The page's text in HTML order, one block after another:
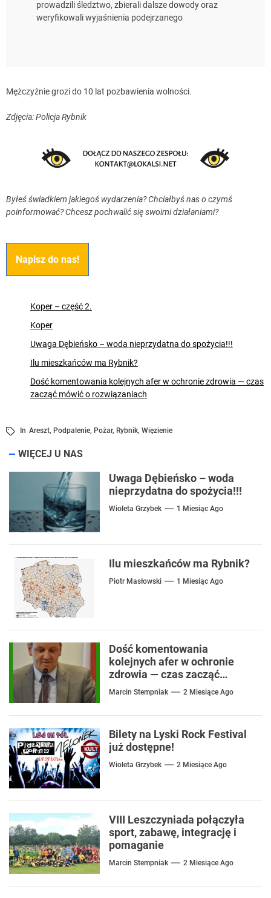
prowadzili śledztwo, zbierali dalsze dowody oraz
weryfikowali wyjaśnienia podejrzanego
Mężczyźnie grozi do 10 lat pozbawienia wolności.
Zdjęcia: Policja Rybnik
Byłeś świadkiem jakiegoś wydarzenia? Chciałbyś nas o czymś
poinformować? Chcesz pochwalić się swoimi działaniami?
Napisz do nas!
Koper – część 2.
Koper
Uwaga Dębieńsko – woda nieprzydatna do spożycia!!!
Ilu mieszkańców ma Rybnik?
Dość komentowania kolejnych afer w ochronie zdrowia — czas
zacząć mówić o rozwiązaniach
In Areszt, Podpalenie, Pożar, Rybnik, Więzienie
WIĘCEJ U NAS
Uwaga Dębieńsko – woda
nieprzydatna do spożycia!!!
Wioleta Grzybek 1 Miesiąc Ago
Ilu mieszkańców ma Rybnik?
Piotr Masłowski 1 Miesiąc Ago
Dość komentowania
kolejnych afer w ochronie
zdrowia — czas zacząć
mówić o rozwiązaniach
Marcin Stempniak 2 Miesiące Ago
Bilety na Lyski Rock Festival
już dostępne!
Wioleta Grzybek 2 Miesiące Ago
VIII Leszczyniada połączyła
sport, zabawę, integrację i
pomaganie
Marcin Stempniak 2 Miesiące Ago